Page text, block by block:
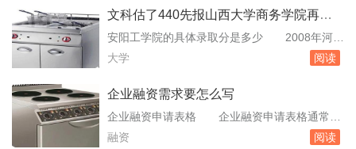
品质的改善带来显著效果。而这一切目的只有一
量。我朋友就买过一台圣帝尼空气净化器我用过
质量还是很OK的，据说他们官方月销。车载空
文科估了440先报山西大学商务学院再报
山西师范大学现代文理学院
安阳工学院的具体录取分是多少 2008年河南
高考录取分数线类别录取批次文化分数线分专业
二批513517本科三批48。大学松田学院广东31
学院湖北33湘潭大学兴湘学院湖南34山西大学商
务学院山西35武。11年高...
大学 阅读
企业融资需求要怎么写
企业融资申请表格 企业融资申请表格通常包
括以下几个部分：企业基本信息：这部分包括企
融资 阅读